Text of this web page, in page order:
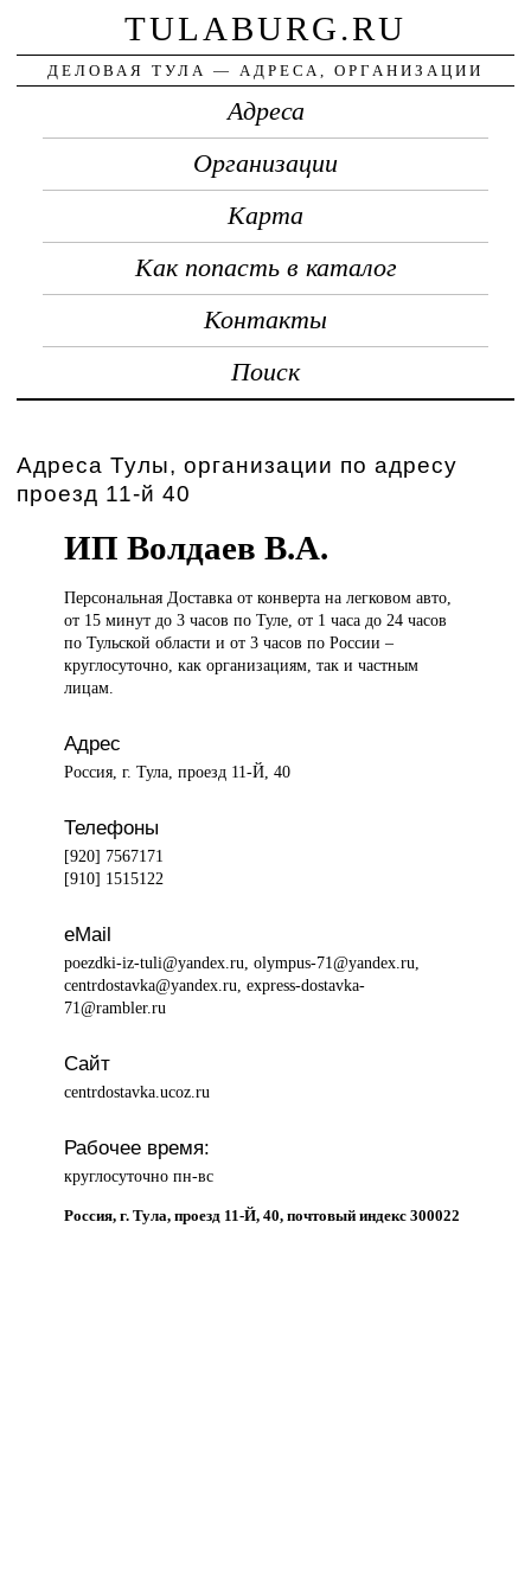
TULABURG.RU
ДЕЛОВАЯ ТУЛА — АДРЕСА, ОРГАНИЗАЦИИ
Адреса
Организации
Карта
Как попасть в каталог
Контакты
Поиск
Адреса Тулы, организации по адресу
проезд 11-й 40
ИП Волдаев В.А.
Персональная Доставкаот конверта на легковом авто,
от 15 минут до 3 часов по Туле, от 1 часа до 24 часов
по Тульской области и от 3 часов по России –
круглосуточно, как организациям, так и частным
лицам.
Адрес
Россия, г. Тула, проезд 11-Й, 40
Телефоны
[920] 7567171
[910] 1515122
eMail
poezdki-iz-tuli@yandex.ru, olympus-71@yandex.ru,
centrdostavka@yandex.ru, express-dostavka-
71@rambler.ru
Сайт
centrdostavka.ucoz.ru
Рабочее время:
круглосуточно пн-вс
Россия, г. Тула, проезд 11-Й, 40, почтовый индекс 300022